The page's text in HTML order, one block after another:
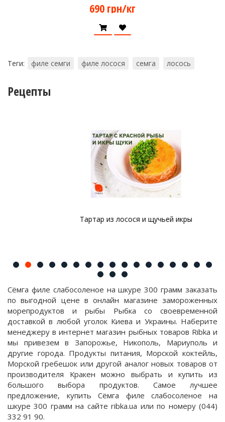
690 грн/кг
Теги: филе семги филе лосося семга лосось
Рецепты
Тартар из лосося и щучьей икры
Сёмга филе слабосоленое на шкуре 300 грамм заказать
по выгодной цене в онлайн магазине замороженных
морепродуктов и рыбы Рыбка со своевременной
доставкой в любой уголок Киева и Украины. Наберите
менеджеру в интернет магазин рыбных товаров Ribka и
мы привезем в Запорожье, Никополь, Мариуполь и
другие города. Продукты питания, Морской коктейль,
Морской гребешок или другой аналог новых товаров от
производителя Кракен можно выбрать и купить из
большого выбора продуктов. Самое лучшее
предложение, купить Сёмга филе слабосоленое на
шкуре 300 грамм на сайте ribka.ua или по номеру (044)
332 91 90.